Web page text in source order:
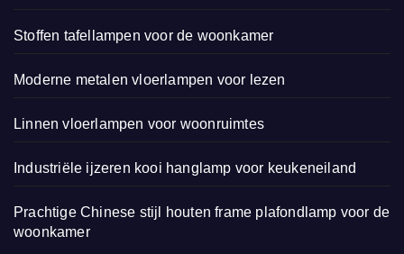
Stoffen tafellampen voor de woonkamer
Moderne metalen vloerlampen voor lezen
Linnen vloerlampen voor woonruimtes
Industriële ijzeren kooi hanglamp voor keukeneiland
Prachtige Chinese stijl houten frame plafondlamp voor de
woonkamer